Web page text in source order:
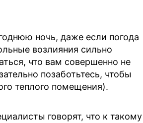
ночь, даже если погода
возлияния сильно
что вам совершенно не
позаботьтесь, чтобы
теплого помещения).
говорят, что к такому